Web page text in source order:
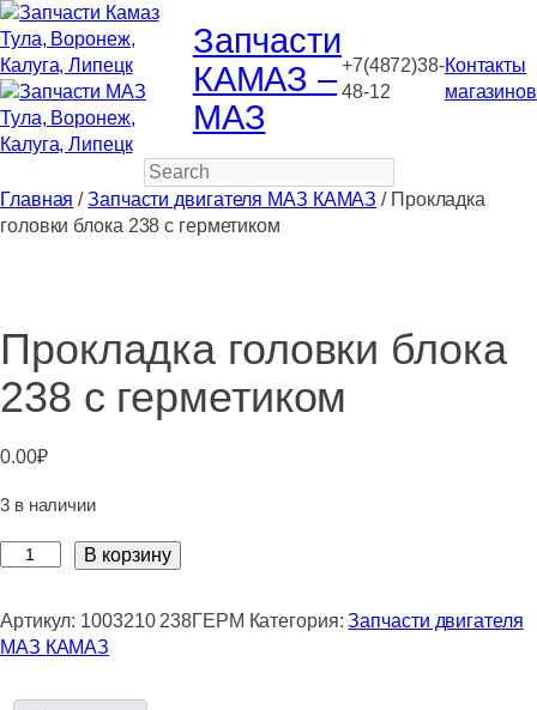
Запчасти
КАМАЗ –
МАЗ
+7(4872)38-
48-12
Контакты
магазинов
Search
Главная /Запчасти двигателя МАЗ КАМАЗ / Прокладка
головки блока 238 с герметиком
Прокладка головки блока
238 с герметиком
0.00₽
3 в наличии
Количество
головки
блока
В корзину
Артикул: 1003210 238ГЕРМ Категория:Запчасти двигателя
МАЗ КАМАЗ